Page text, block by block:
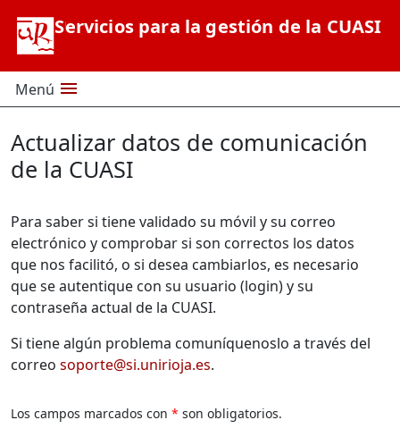
Servicios para la gestión de la CUASI
Menú menu
Actualizar datos de comunicación
de la CUASI
Para saber si tiene validado su móvil y su correo
electrónico y comprobar si son correctos los datos
que nos facilitó, o si desea cambiarlos, es necesario
que se autentique con su usuario (login) y su
contraseña actual de la CUASI.
Si tiene algún problema comuníquenoslo a través del
correo soporte@si.unirioja.es.
Los campos marcados con * son obligatorios.